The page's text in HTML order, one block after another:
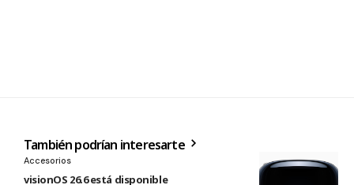
También podrían interesarte
Accesorios
visionOS 26.6 está disponible